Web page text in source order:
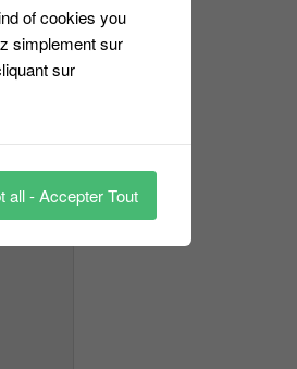
of cookies you
simplement sur
sur
all - Accepter Tout